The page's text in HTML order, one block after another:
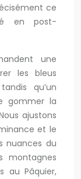
ce
en post-
une
les bleus
qu’un
gommer la
ajustons
et le
nuances du
montagnes
au Pâquier,